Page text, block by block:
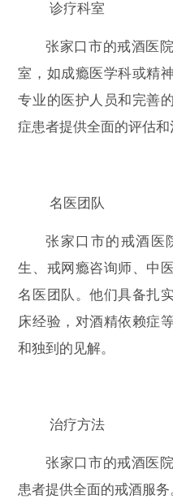
诊疗科室
张家口市的戒酒医
室，如成瘾医学科或精
专业的医护人员和完善
症患者提供全面的评估和
名医团队
张家口市的戒酒医
生、戒网瘾咨询师、中
名医团队。他们具备扎
床经验，对酒精依赖症
和独到的见解。
治疗方法
张家口市的戒酒医
患者提供全面的戒酒服务